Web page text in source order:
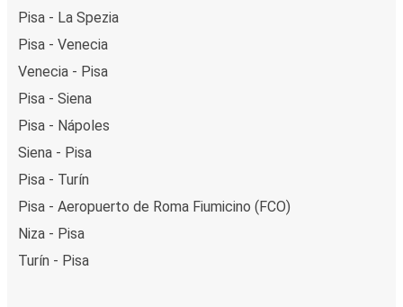
Pisa - La Spezia
Pisa - Venecia
Venecia - Pisa
Pisa - Siena
Pisa - Nápoles
Siena - Pisa
Pisa - Turín
Pisa - Aeropuerto de Roma Fiumicino (FCO)
Niza - Pisa
Turín - Pisa